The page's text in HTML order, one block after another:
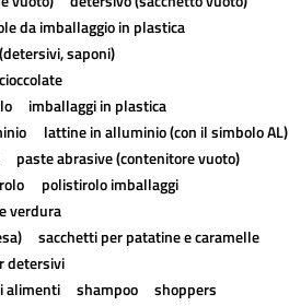
da imballaggio in plastica
saponi)
imballaggi in plastica
lattine in alluminio (con il simbolo AL)
paste abrasive (contenitore vuoto)
polistirolo imballaggi
verdura
sacchetti per patatine e caramelle
detersivi
alimenti shampoo
shoppers